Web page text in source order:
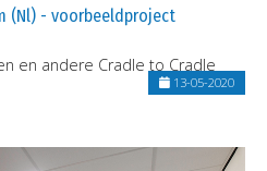
(Nl) - voorbeeldproject
en andere Cradle to Cradle
13-05-2020